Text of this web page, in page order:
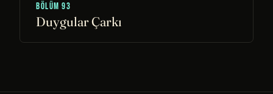
BÖLÜM 93
Duygular Çarkı